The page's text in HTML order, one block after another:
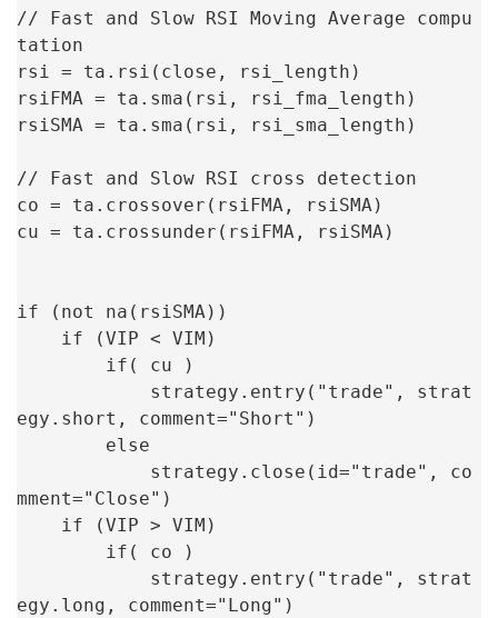
// Fast and Slow RSI Moving Average compu
tation
rsi = ta.rsi(close, rsi_length)
rsiFMA = ta.sma(rsi, rsi_fma_length)
rsiSMA = ta.sma(rsi, rsi_sma_length)
// Fast and Slow RSI cross detection
co = ta.crossover(rsiFMA, rsiSMA)
cu = ta.crossunder(rsiFMA, rsiSMA)
if (not na(rsiSMA))
egy.short, comment="Short")
mment="Close")
egy.long, comment="Long")